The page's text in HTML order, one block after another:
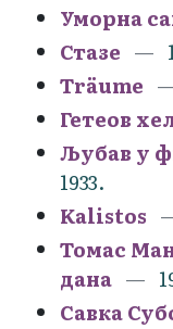
Уморна
Стазе
Träume
Гетеов
Љубав у
1933.
Kalistos
Томас
дана
Савка